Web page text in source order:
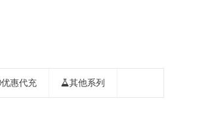
优惠代充 其他系列